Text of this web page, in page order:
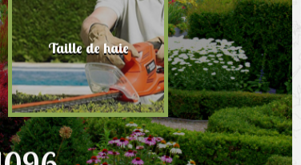
Taille de haie Abattage d'arbres